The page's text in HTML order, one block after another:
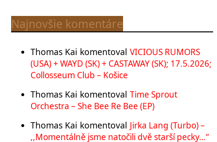
Najnovšie komentáre
Thomas Kai komentoval VICIOUS RUMORS
(USA) + WAYD (SK) + CASTAWAY (SK); 17.5.2026;
Collosseum Club – Košice
Thomas Kai komentoval Time Sprout
Orchestra – She Bee Re Bee (EP)
Thomas Kai komentoval Jirka Lang (Turbo) –
,,Momentálně jsme natočili dvě starší pecky…“